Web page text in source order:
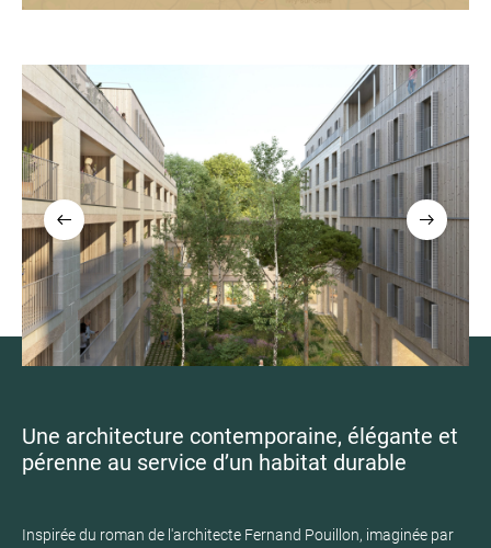
Une architecture contemporaine, élégante et
pérenne au service d’un habitat durable
Inspirée du roman de l'architecte Fernand Pouillon, imaginée par